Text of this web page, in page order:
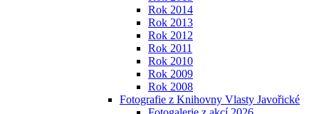
Rok 2014
Rok 2013
Rok 2012
Rok 2011
Rok 2010
Rok 2009
Rok 2008
Fotografie z Knihovny Vlasty Javořické